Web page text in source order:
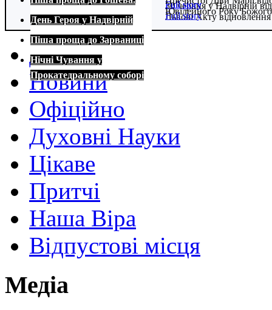
День Героя у Надвірній
Піша проща до Зарваниці
Нічні Чування у
Прокатедральному соборі
30 червня у Надвірній
Львові Акту
Full story
Full story
Full story
Ювілейного Року
Full story
Домівка
Новини
Офіційно
Духовні Науки
Цікаве
Притчі
Наша Віра
Відпустові місця
Медіа